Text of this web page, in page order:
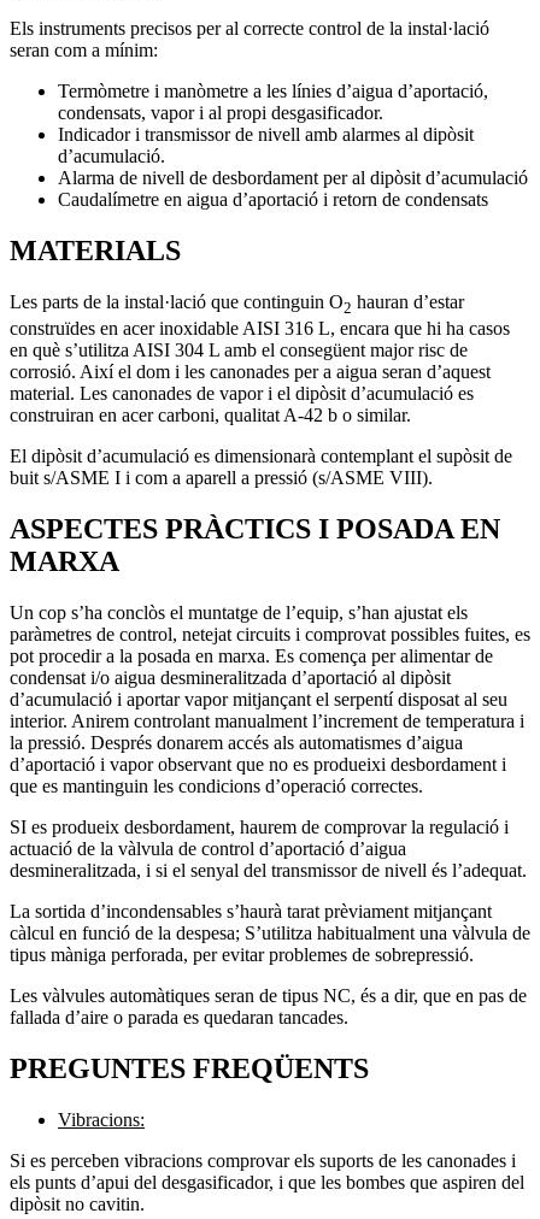
Els instruments precisos per al correcte control de la instal·lació
seran com a mínim:
Termòmetre i manòmetre a les línies d’aigua d’aportació,
condensats, vapor i al propi desgasificador.
Indicador i transmissor de nivell amb alarmes al dipòsit
d’acumulació.
Alarma de nivell de desbordament per al dipòsit d’acumulació
Caudalímetre en aigua d’aportació i retorn de condensats
MATERIALS
Les parts de la instal·lació que continguin O2 hauran d’estar
construïdes en acer inoxidable AISI 316 L, encara que hi ha casos
en què s’utilitza AISI 304 L amb el consegüent major risc de
corrosió. Així el dom i les canonades per a aigua seran d’aquest
material. Les canonades de vapor i el dipòsit d’acumulació es
construiran en acer carboni, qualitat A-42 b o similar.
El dipòsit d’acumulació es dimensionarà contemplant el supòsit de
buit s/ASME I i com a aparell a pressió (s/ASME VIII).
ASPECTES PRÀCTICS I POSADA EN
MARXA
Un cop s’ha conclòs el muntatge de l’equip, s’han ajustat els
paràmetres de control, netejat circuits i comprovat possibles fuites, es
pot procedir a la posada en marxa. Es comença per alimentar de
condensat i/o aigua desmineralitzada d’aportació al dipòsit
d’acumulació i aportar vapor mitjançant el serpentí disposat al seu
interior. Anirem controlant manualment l’increment de temperatura i
la pressió. Després donarem accés als automatismes d’aigua
d’aportació i vapor observant que no es produeixi desbordament i
que es mantinguin les condicions d’operació correctes.
SI es produeix desbordament, haurem de comprovar la regulació i
actuació de la vàlvula de control d’aportació d’aigua
desmineralitzada, i si el senyal del transmissor de nivell és l’adequat.
La sortida d’incondensables s’haurà tarat prèviament mitjançant
càlcul en funció de la despesa; S’utilitza habitualment una vàlvula de
tipus màniga perforada, per evitar problemes de sobrepressió.
Les vàlvules automàtiques seran de tipus NC, és a dir, que en pas de
fallada d’aire o parada es quedaran tancades.
PREGUNTES FREQÜENTS
Vibracions:
Si es perceben vibracions comprovar els suports de les canonades i
els punts d’apui del desgasificador, i que les bombes que aspiren del
dipòsit no cavitin.